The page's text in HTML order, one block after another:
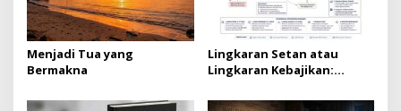
Menjadi Tua yang
Bermakna
Lingkaran Setan atau
Lingkaran Kebajikan:
Mana?